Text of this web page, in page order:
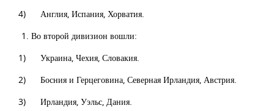
4) Англия, Испания, Хорватия.
Во второй дивизион вошли:
1) Украина, Чехия, Словакия.
2) Босния и Герцеговина, Северная Ирландия, Австрия.
3) Ирландия, Уэльс, Дания.